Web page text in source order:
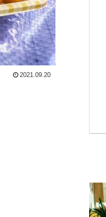
2021.09.20